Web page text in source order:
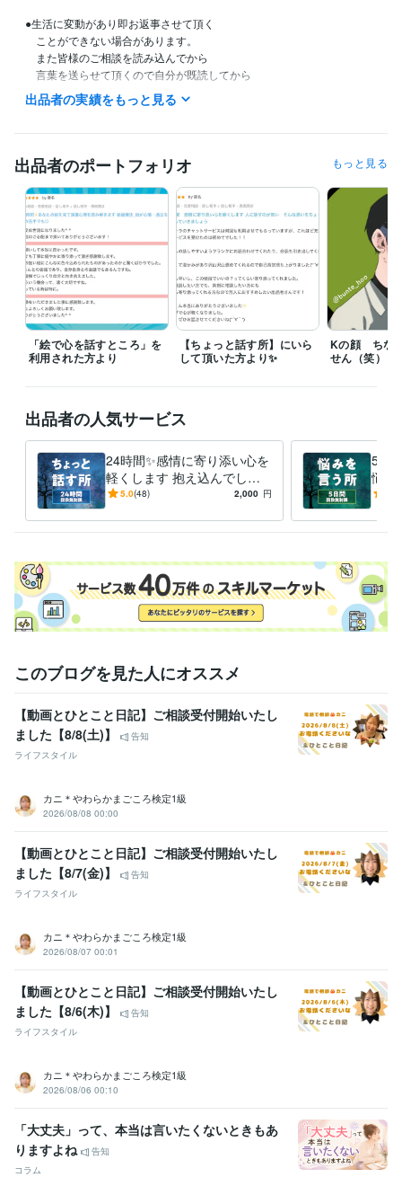
●生活に変動があり即お返事させて頂く
ことができない場合があります。
また皆様のご相談を読み込んでから
言葉を送らせて頂くので自分が既読してから
返信までお時間頂く場合もありますことをご了承ください。
「K」の相談室をはじめました、これから沢山お話ししま賞 おひねり
嬉しいで賞及び感謝で賞同時受賞
2ヶ月くらい退職などのドタバタで
したで賞
得意分野
悩み相談・カウンセリング
◆自己肯定感を上げ、長所を見つけます
✧ ◆愚痴や悩み普段言えない本音吐き出します ◆発達障害・鬱・LG
BTQ+・いじめ相談 ◆あなたの周りの人の言葉を分析する
◆3年で1
0歳〜50歳以上までの傾聴実績 ◆虚無の悩みの元を探る
◆性に関す
る相談@LGBTQ、性依存症他
人生 悩み 人間関係 仕事 学校
発達障害 精神疾患
愚痴 話し相手
オンラインレッスン・習い事
●絵を見て深層心理を読み取り整理する
カウンセリング 心理 アドバイス
出品者の実績をもっと見る
出品者のポートフォリオ もっと見る
「絵で心を話すところ」を
利用された方より
【ちょっと話す所】にいら
して頂いた方より✨
Kの顔 ちな
せん（笑）
出品者の人気サービス
24時間✨感情に寄り添い心を
軽くします 抱え込んでしま
ったものを人に打ち明ける第
5.0(48) 2,000 円
5日
悩み
鬱、
ター
このブログを見た人にオススメ
【動画とひとこと日記】ご相談受付開始いたし
ました【8/8(土)】
告知
ライフスタイル
カニ＊やわらかまごころ検定1級
2026/08/08 00:00
【動画とひとこと日記】ご相談受付開始いたし
ました【8/7(金)】
告知
ライフスタイル
カニ＊やわらかまごころ検定1級
2026/08/07 00:01
【動画とひとこと日記】ご相談受付開始いたし
ました【8/6(木)】
告知
ライフスタイル
カニ＊やわらかまごころ検定1級
2026/08/06 00:10
「大丈夫」って、本当は言いたくないときもあ
りますよね
告知
コラム